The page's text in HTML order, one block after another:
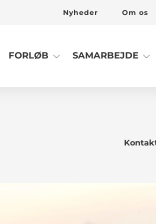
Nyheder Om os
FORLØB SAMARBEJDE